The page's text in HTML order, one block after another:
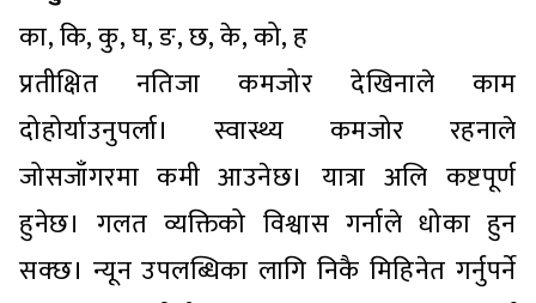
का, कि, कु, घ, ङ, छ, के, को, ह
प्रतीक्षित नतिजा कमजोर देखिनाले काम
दोहोर्याउनुपर्ला। स्वास्थ्य कमजोर रहनाले
जोसजाँगरमा कमी आउनेछ। यात्रा अलि कष्टपूर्ण
हुनेछ। गलत व्यक्तिको विश्वास गर्नाले धोका हुन
सक्छ। न्यून उपलब्धिका लागि निकै मिहिनेत गर्नुपर्ने